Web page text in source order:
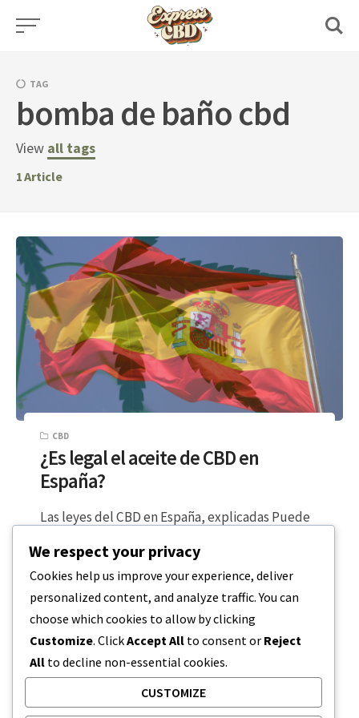
Skip
TAG
bomba de baño cbd
View all tags
1Article
CBD
¿Es legal el aceite de CBD en
España?
Las leyes del CBD en España, explicadas Puede
CBD en España? Bueno,…
LECTURA DE 3 MINUTOS 13 DE ENERO DE 2024
We respect your privacy
Cookies help us improve your experience, deliver
personalized content, and analyze traffic. You can
choose which cookies to allow by clicking
Customize. ClickAccept All to consent or Reject
All to decline non-essential cookies.
CUSTOMIZE